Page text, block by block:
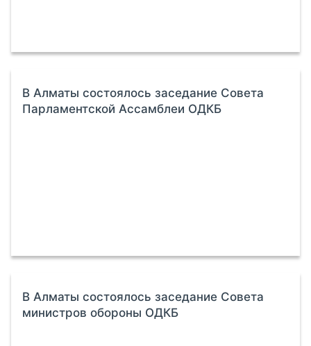
В Алматы состоялось заседание Совета
Парламентской Ассамблеи ОДКБ
В Алматы состоялось заседание Совета
министров обороны ОДКБ